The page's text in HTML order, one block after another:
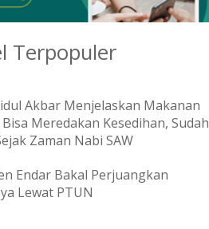
Terpopuler
Akbar Menjelaskan Makanan
Meredakan Kesedihan, Sudah
Zaman Nabi SAW
Endar Bakal Perjuangkan
Lewat PTUN